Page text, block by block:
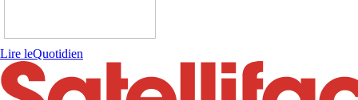
Lire leQuotidien